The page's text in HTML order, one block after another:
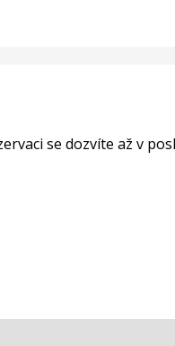
se dozvíte až v